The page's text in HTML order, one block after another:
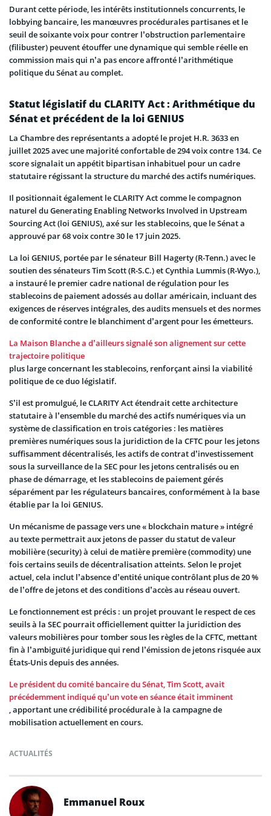
Durant cette période, les intérêts institutionnels concurrents, le
lobbying bancaire, les manœuvres procédurales partisanes et le
seuil de soixante voix pour contrer l’obstruction parlementaire
(filibuster) peuvent étouffer une dynamique qui semble réelle en
commission mais qui n’a pas encore affronté l’arithmétique
politique du Sénat au complet.
Statut législatif du CLARITY Act : Arithmétique du
Sénat et précédent de la loi GENIUS
La Chambre des représentants a adopté le projet H.R. 3633 en
juillet 2025 avec une majorité confortable de 294 voix contre 134. Ce
score signalait un appétit bipartisan inhabituel pour un cadre
statutaire régissant la structure du marché des actifs numériques.
Il positionnait également le CLARITY Act comme le compagnon
naturel du Generating Enabling Networks Involved in Upstream
Sourcing Act (loi GENIUS), axé sur les stablecoins, que le Sénat a
approuvé par 68 voix contre 30 le 17 juin 2025.
La loi GENIUS, portée par le sénateur Bill Hagerty (R-Tenn.) avec le
soutien des sénateurs Tim Scott (R-S.C.) et Cynthia Lummis (R-Wyo.),
a instauré le premier cadre national de régulation pour les
stablecoins de paiement adossés au dollar américain, incluant des
exigences de réserves intégrales, des audits mensuels et des normes
de conformité contre le blanchiment d’argent pour les émetteurs.
La Maison Blanche a d’ailleurs signalé son alignement sur cette
trajectoire politique
plus large concernant les stablecoins, renforçant ainsi la viabilité
politique de ce duo législatif.
S’il est promulgué, le CLARITY Act étendrait cette architecture
statutaire à l’ensemble du marché des actifs numériques via un
système de classification en trois catégories : les matières
premières numériques sous la juridiction de la CFTC pour les jetons
suffisamment décentralisés, les actifs de contrat d’investissement
sous la surveillance de la SEC pour les jetons centralisés ou en
phase de démarrage, et les stablecoins de paiement gérés
séparément par les régulateurs bancaires, conformément à la base
établie par la loi GENIUS.
Un mécanisme de passage vers une « blockchain mature » intégré
au texte permettrait aux jetons de passer du statut de valeur
mobilière (security) à celui de matière première (commodity) une
fois certains seuils de décentralisation atteints. Selon le projet
actuel, cela inclut l’absence d’entité unique contrôlant plus de 20 %
de l’offre de jetons et des conditions d’accès au réseau ouvert.
Le fonctionnement est précis : un projet prouvant le respect de ces
seuils à la SEC pourrait officiellement quitter la juridiction des
valeurs mobilières pour tomber sous les règles de la CFTC, mettant
fin à l’ambiguïté juridique qui rend l’émission de jetons risquée aux
États-Unis depuis des années.
Le président du comité bancaire du Sénat, Tim Scott, avait
précédemment indiqué qu’un vote en séance était imminent
, apportant une crédibilité procédurale à la campagne de
mobilisation actuellement en cours.
ACTUALITÉS
Emmanuel Roux